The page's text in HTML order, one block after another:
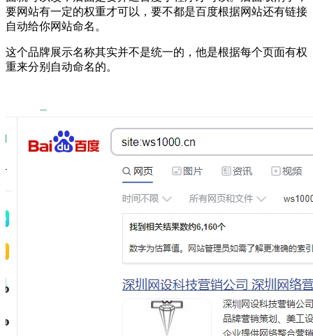
要网站有一定的权重才可以，要不都是百度根据网站还有链接
自动给你网站命名。
这个品牌展示名称其实并不是统一的，他是根据每个页面有权
重来分别自动命名的。